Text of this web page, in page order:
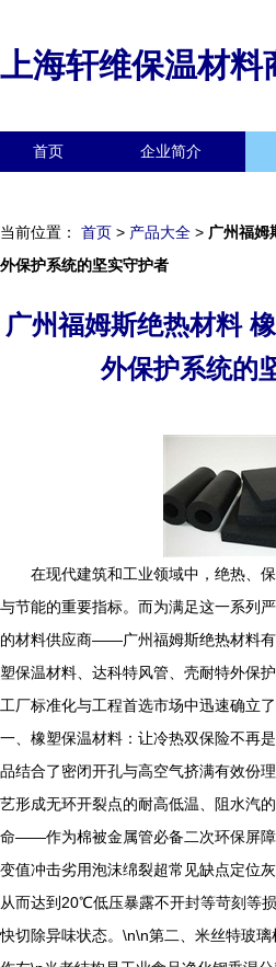
上海轩维保温材料
首页 企业简介
当前位置： 首页 > 产品大全 > 广州福姆
外保护系统的坚实守护者
广州福姆斯绝热材料
外保护系统的
在现代建筑和工业领域中，绝热、
与节能的重要指标。而为满足这一系列
的材料供应商——广州福姆斯绝热材料
塑保温材料、达科特风管、壳耐特外保
工厂标准化与工程首选市场中迅速确立
一、橡塑保温材料：让冷热双保险不再
品结合了密闭开孔与高空气挤满有效份
艺形成无环开裂点的耐高低温、阻水汽
命——作为棉被金属管必备二次环保屏
变值冲击劣用泡沫绵裂超常见缺点定位
从而达到20℃低压暴露不开封等苛刻等
快切除异味状态。\n\n第二、米丝特玻